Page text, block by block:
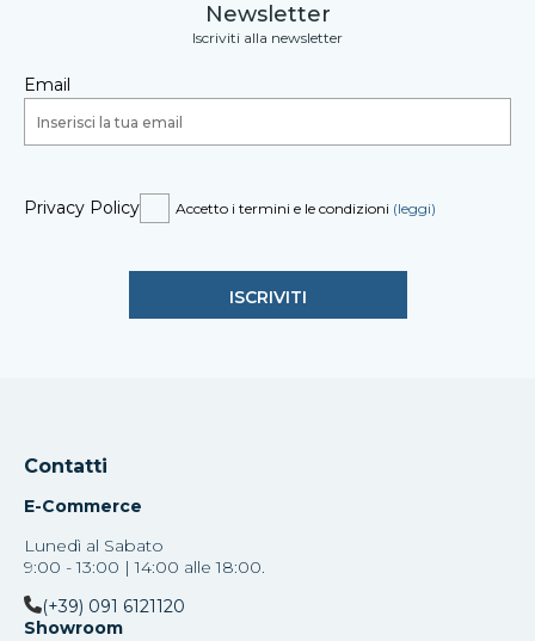
Newsletter
Iscriviti alla newsletter
Email
Privacy Policy Accetto i termini e le condizioni (leggi)
Contatti
E-Commerce
Lunedì al Sabato
9:00 - 13:00 | 14:00 alle 18:00.
(+39) 091 6121120
Showroom